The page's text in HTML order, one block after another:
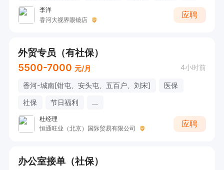
李洋
香河大视界眼镜店
应聘
外贸专员（有社保）
5500-7000 元/月 4小时前
香河-城南[钳屯、安头屯、五百户、刘宋]
医保
社保
节日福利 ...
杜经理
恒通旺业（北京）国际贸易有限公司
应聘
办公室接单（社保）